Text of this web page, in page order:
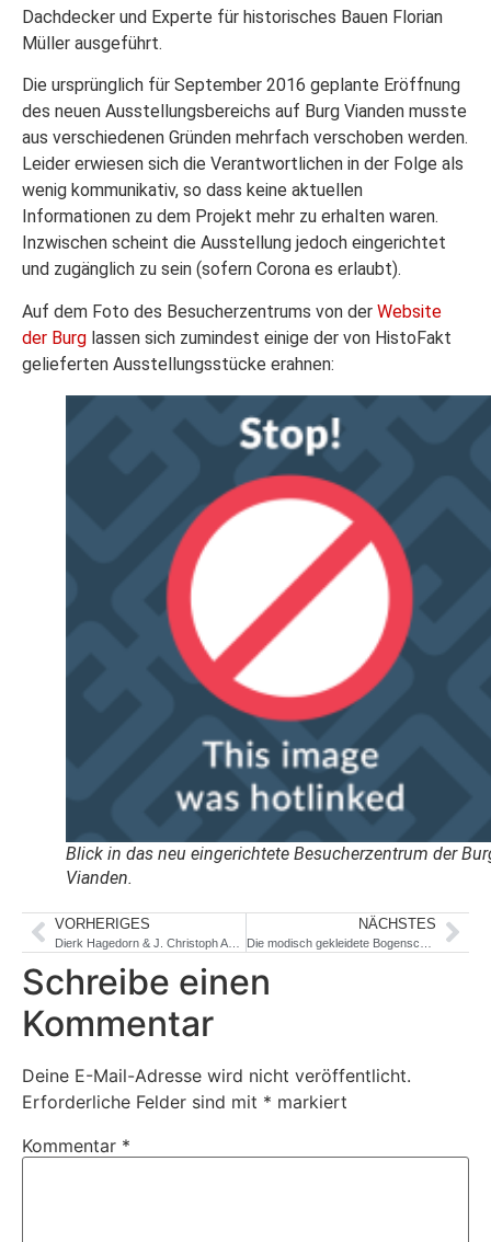
Dachdecker und Experte für historisches Bauen Florian
Müller ausgeführt.
Die ursprünglich für September 2016 geplante Eröffnung
des neuen Ausstellungsbereichs auf Burg Vianden musste
aus verschiedenen Gründen mehrfach verschoben werden.
Leider erwiesen sich die Verantwortlichen in der Folge als
wenig kommunikativ, so dass keine aktuellen
Informationen zu dem Projekt mehr zu erhalten waren.
Inzwischen scheint die Ausstellung jedoch eingerichtet
und zugänglich zu sein (sofern Corona es erlaubt).
Auf dem Foto des Besucherzentrums von der Website
der Burg lassen sich zumindest einige der von HistoFakt
gelieferten Ausstellungsstücke erahnen:
Blick in das neu eingerichtete Besucherzentrum der
Vianden.
VORHERIGES NÄCHSTES
Schreibe einen
Kommentar
Deine E-Mail-Adresse wird nicht veröffentlicht.
Erforderliche Felder sind mit * markiert
Kommentar *